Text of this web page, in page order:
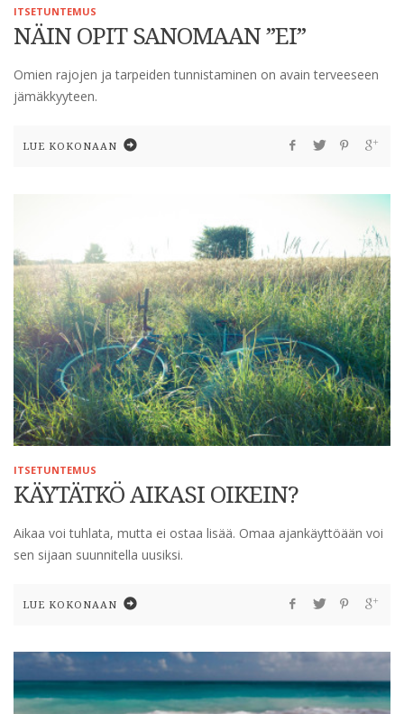
ITSETUNTEMUS
NÄIN OPIT SANOMAAN ”EI”
Omien rajojen ja tarpeiden tunnistaminen on avain terveeseen
jämäkkyyteen.
LUE KOKONAAN
ITSETUNTEMUS
KÄYTÄTKÖ AIKASI OIKEIN?
Aikaa voi tuhlata, mutta ei ostaa lisää. Omaa ajankäyttöään voi
sen sijaan suunnitella uusiksi.
LUE KOKONAAN